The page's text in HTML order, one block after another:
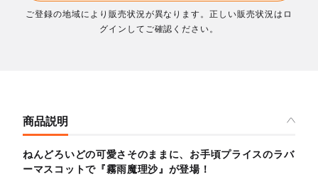
ご登録の地域により販売状況が異なります。正しい販売状況はロ
グインしてご確認ください。
商品説明
ねんどろいどの可愛さそのままに、お手頃プライスのラバ
ーマスコットで『霧雨魔理沙』が登場！